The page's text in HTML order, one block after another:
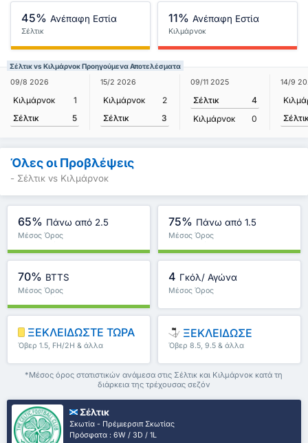
45% Ανέπαφη Εστία
Σέλτικ
11% Ανέπαφη Εστία
Κιλμάρνοκ
Σέλτικ vs Κιλμάρνοκ Προηγούμενα Αποτελέσματα
09/8 2026
Κιλμάρνοκ
1
Σέλτικ
5
15/2 2026
Κιλμάρνοκ
2
Σέλτικ
3
09/11 2025
Σέλτικ
4
Κιλμάρνοκ
0
14/9
Όλες οι Προβλέψεις
- Σέλτικ vs Κιλμάρνοκ
65% Πάνω από 2.5
Μέσος Όρος
75% Πάνω από 1.5
Μέσος Όρος
70% BTTS
Μέσος Όρος
4 Γκόλ/ Αγώνα
Μέσος Όρος
ΞΕΚΛΕΙΔΩΣΤΕ ΤΩΡΑ
Όβερ 1.5, FH/2H & άλλα
ΞΕΚΛΕΙΔΩΣΕ
Όβερ 8.5, 9.5 & άλλα
*Μέσος όρος στατιστικών ανάμεσα στις Σέλτικ και Κιλμάρνοκ κατά τη
διάρκεια της τρέχουσας σεζόν
Σέλτικ
Σκωτία - Πρέμιερσιπ Σκωτίας
Πρόσφατα : 6W / 3D / 1L